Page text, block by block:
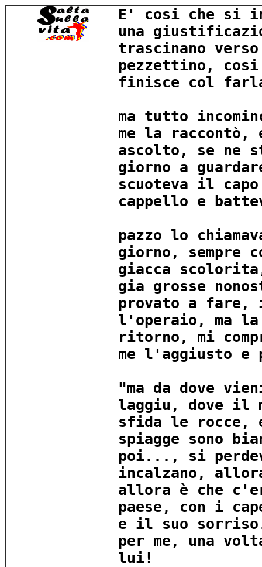
E' cosi che si
una
trascinano
pezzettino, cosi
finisce col farla
ma tutto
me la raccontò,
ascolto, se ne
giorno a
scuoteva il
cappello e
pazzo lo
giorno, sempre
giacca
gia grosse
provato a
l'operaio, ma
ritorno, mi
me l'aggiusto
"ma da dove
laggiu, dove il
sfida le rocce,
spiagge sono
poi..., si
incalzano,
allora è che
paese, con i
e il suo
per me, una
lui!